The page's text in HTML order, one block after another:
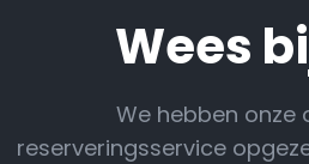
Wees
We hebben onze
reserveringsservice